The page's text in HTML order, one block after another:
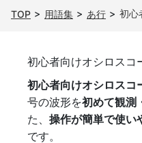
TOP 用語集 あ行 初心
初心者向けオシロスコ
初心者向けオシロスコ
号の波形を初めて観測
た、 操作が簡単で使い
です。